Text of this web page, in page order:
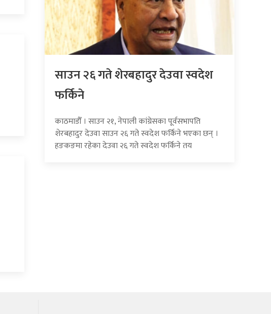
साउन २६ गते शेरबहादुर देउवा स्वदेश
फर्किने
काठमाडौँ । साउन २१, नेपाली कांग्रेसका पूर्वसभापति
शेरबहादुर देउवा साउन २६ गते स्वदेश फर्किने भएका छन् ।
हङकङमा रहेका देउवा २६ गते स्वदेश फर्किने तय